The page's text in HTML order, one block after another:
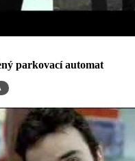
parkovací automat